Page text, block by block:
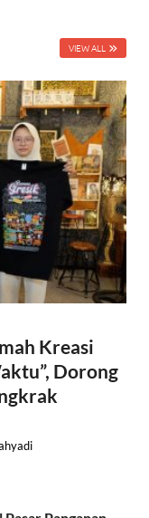
VIEW ALL
Kreasi
Dorong